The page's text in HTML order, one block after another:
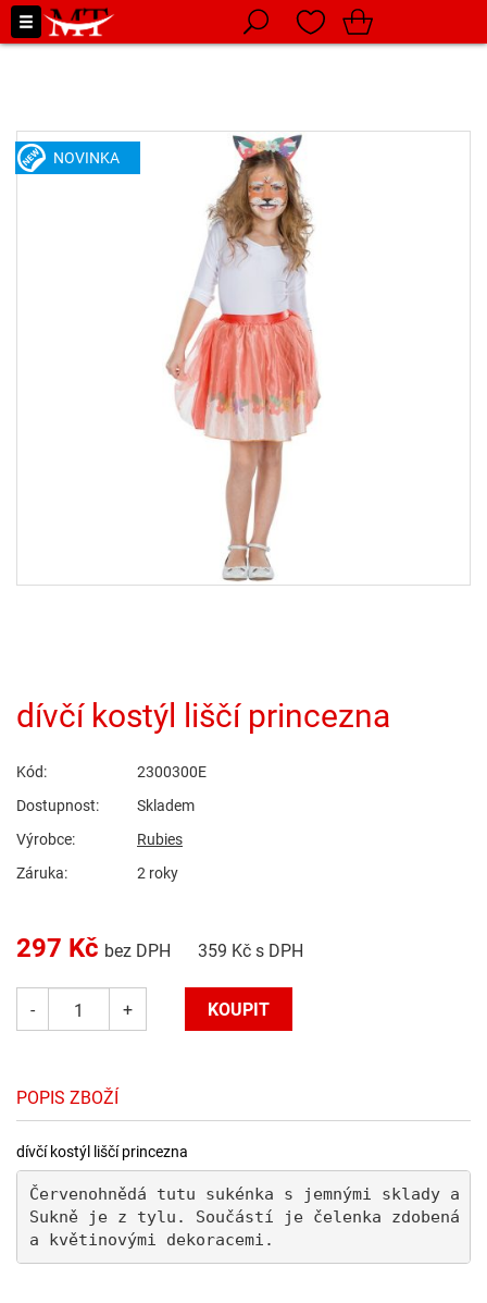
NOVINKA
dívčí kostýl liščí princezna
Kód:
2300300E
Dostupnost:
Skladem
Výrobce:
Rubies
Záruka:
2 roky
297 Kč bez DPH 359 Kč s DPH
- +
POPIS ZBOŽÍ
dívčí kostýl liščí princezna
Červenohnědá tutu sukénka s jemnými sklady a
Sukně je z tylu. Součástí je čelenka zdobená
a květinovými dekoracemi.